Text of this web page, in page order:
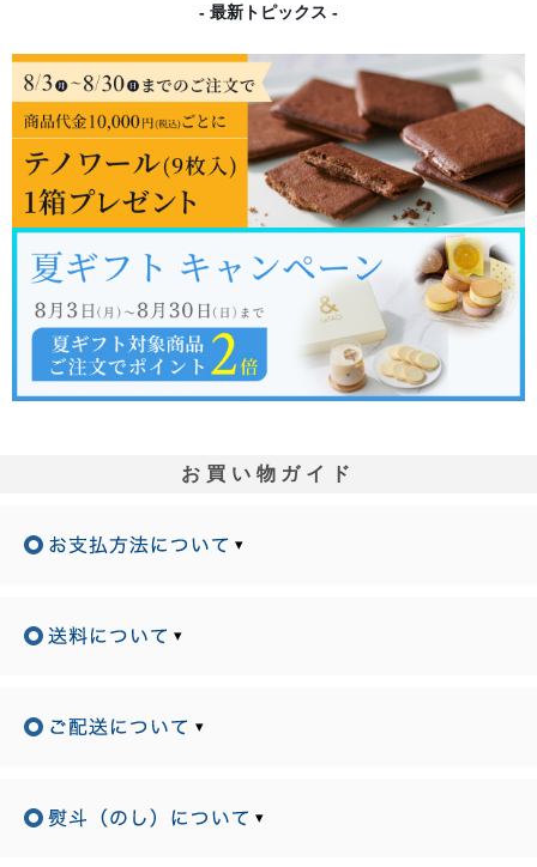
- 最新トピックス -
お買い物ガイド
▾
▾
▾
▾